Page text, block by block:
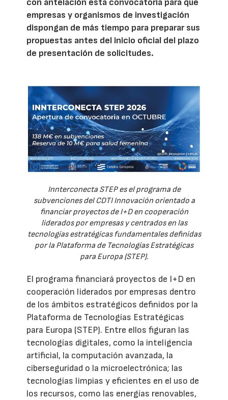
con antelación esta convocatoria para que
empresas y organismos de investigación
dispongan de más tiempo para preparar sus
propuestas antes del inicio oficial del plazo
de presentación de solicitudes.
Innterconecta STEP es el programa de
subvenciones del CDTI Innovación orientado a
financiar proyectos de I+D en cooperación
liderados por empresas y centrados en las
tecnologías estratégicas fundamentales definidas
por la Plataforma de Tecnologías Estratégicas
para Europa (STEP).
El programa financiará proyectos de I+D en
cooperación liderados por empresas dentro
de los ámbitos estratégicos definidos por la
Plataforma de Tecnologías Estratégicas
para Europa (STEP). Entre ellos figuran las
tecnologías digitales, como la inteligencia
artificial, la computación avanzada, la
ciberseguridad o la microelectrónica; las
tecnologías limpias y eficientes en el uso de
los recursos, como las energías renovables,